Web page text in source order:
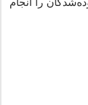
را انجام